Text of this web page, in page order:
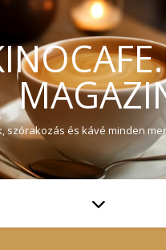
szórakozás és kávé minden